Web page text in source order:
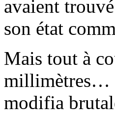
avaient
son état
Mais tout à
millimètres…
modifia